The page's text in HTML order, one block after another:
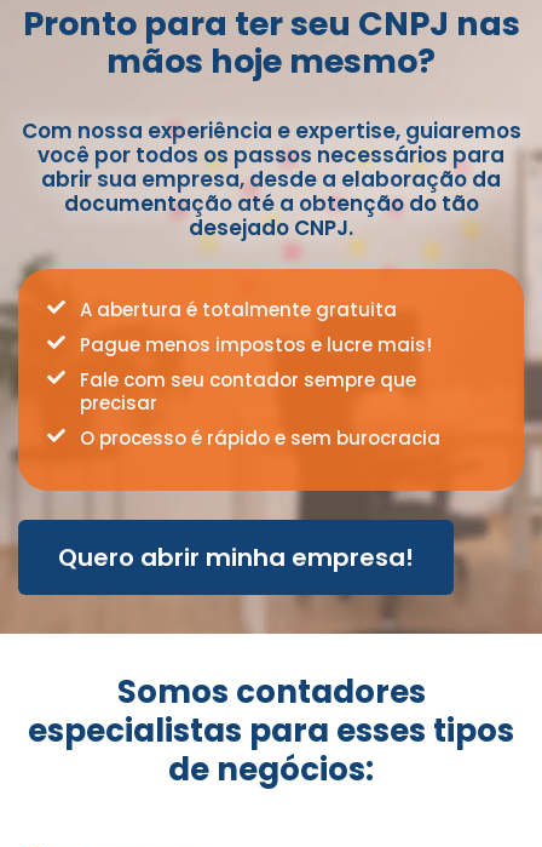
Pronto para ter seu CNPJ nas
mãos hoje mesmo?
Com nossa experiência e expertise, guiaremos
você por todos os passos necessários para
abrir sua empresa, desde a elaboração da
documentação até a obtenção do tão
desejado CNPJ.
A abertura é totalmente gratuita
Pague menos impostos e lucre mais!
Fale com seu contador sempre que
precisar
O processo é rápido e sem burocracia
Quero abrir minha empresa!
Somos contadores
especialistas para esses tipos
de negócios: